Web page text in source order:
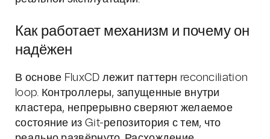
Как работает механизм и почему он
надёжен
В основе FluxCD лежит паттерн reconciliation
loop. Контроллеры, запущенные внутри
кластера, непрерывно сверяют желаемое
состояние из Git-репозитория с тем, что